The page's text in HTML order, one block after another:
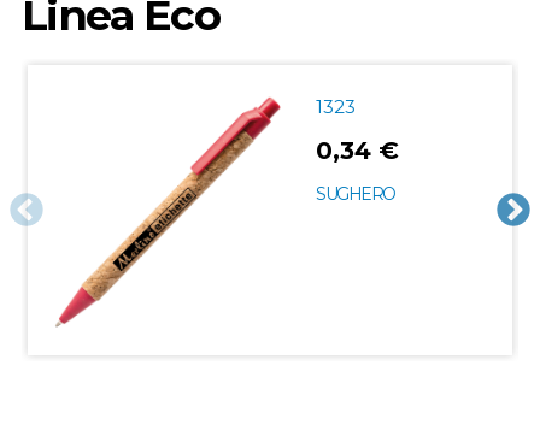
Linea Eco
1323
0,34 €
SUGHERO